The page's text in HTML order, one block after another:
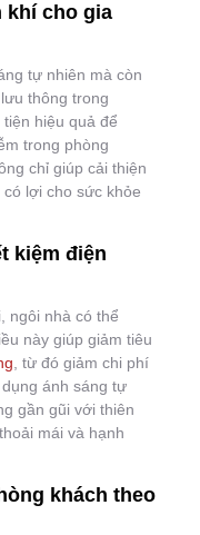
khí cho gia
tự nhiên mà còn
thông trong
hiệu quả để
trong phòng
chỉ giúp cải thiện
lợi cho sức khỏe
kiệm điện
ngôi nhà có thể
này giúp giảm tiêu
, từ đó giảm chi phí
ánh sáng tự
gần gũi với thiên
mái và hạnh
khách theo